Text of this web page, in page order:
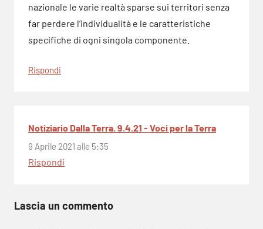
nazionale le varie realtà sparse sui territori senza
far perdere l’individualità e le caratteristiche
specifiche di ogni singola componente.
Rispondi
Notiziario Dalla Terra. 9.4.21 - Voci per la Terra
9 Aprile 2021 alle 5:35
Rispondi
Lascia un commento